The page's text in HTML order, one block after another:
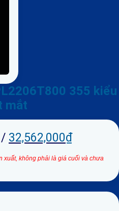
355 kiểu
mắt
/ 32,562,000₫
xuất, không phải là giá cuối và chưa